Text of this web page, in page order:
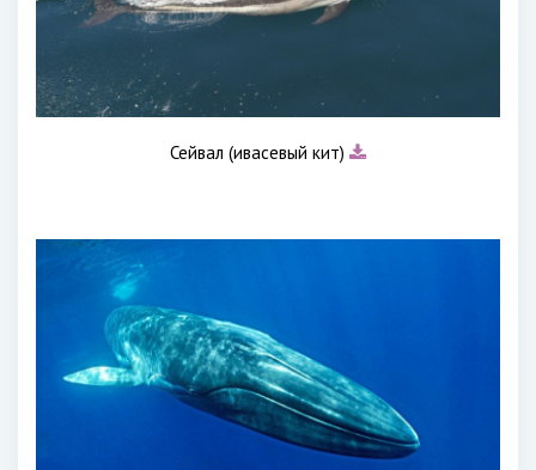
Сейвал (ивасевый кит)